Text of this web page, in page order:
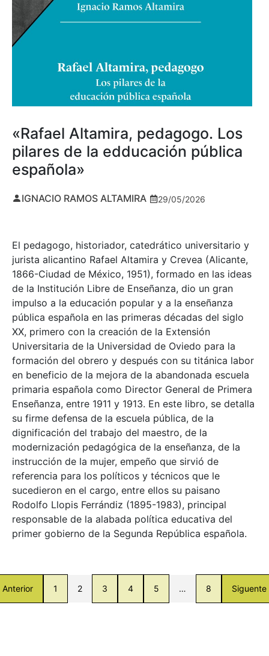
«Rafael Altamira, pedagogo. Los
pilares de la edducación pública
española»
IGNACIO RAMOS ALTAMIRA 29/05/2026
El pedagogo, historiador, catedrático universitario y
jurista alicantino Rafael Altamira y Crevea (Alicante,
1866-Ciudad de México, 1951), formado en las ideas
de la Institución Libre de Enseñanza, dio un gran
impulso a la educación popular y a la enseñanza
pública española en las primeras décadas del siglo
XX, primero con la creación de la Extensión
Universitaria de la Universidad de Oviedo para la
formación del obrero y después con su titánica labor
en beneficio de la mejora de la abandonada escuela
primaria española como Director General de Primera
Enseñanza, entre 1911 y 1913. En este libro, se detalla
su firme defensa de la escuela pública, de la
dignificación del trabajo del maestro, de la
modernización pedagógica de la enseñanza, de la
instrucción de la mujer, empeño que sirvió de
referencia para los políticos y técnicos que le
sucedieron en el cargo, entre ellos su paisano
Rodolfo Llopis Ferrándiz (1895-1983), principal
responsable de la alabada política educativa del
primer gobierno de la Segunda República española.
Anterior 1 2 3 4 5 … 8 Siguente